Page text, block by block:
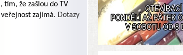
tím, že zašlou do TV
zajímá. Dotazy